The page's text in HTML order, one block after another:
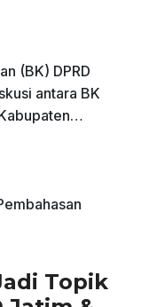
(BK) DPRD
antara BK
Topik